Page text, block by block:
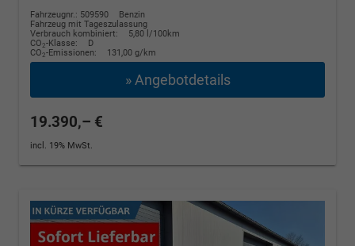
Fahrzeugnr.: 509590
Benzin
Fahrzeug mit Tageszulassung
Verbrauch kombiniert:
5,80 l/100km
CO2-Klasse:
D
CO2-Emissionen: 131,00 g/km
» Angebotdetails
19.390,– €
incl. 19% MwSt.